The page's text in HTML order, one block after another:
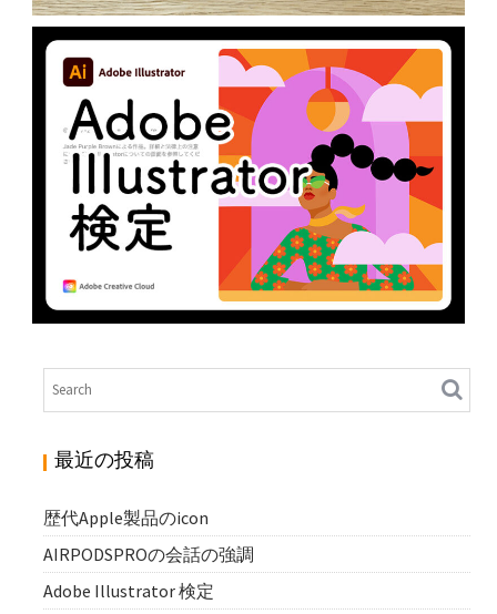
AIRPODSPROの会話の強調
N 未分類
ADOBE ILLUSTRATOR 検定
N
最近の投稿
歴代Apple製品のicon
AIRPODSPROの会話の強調
Adobe Illustrator 検定